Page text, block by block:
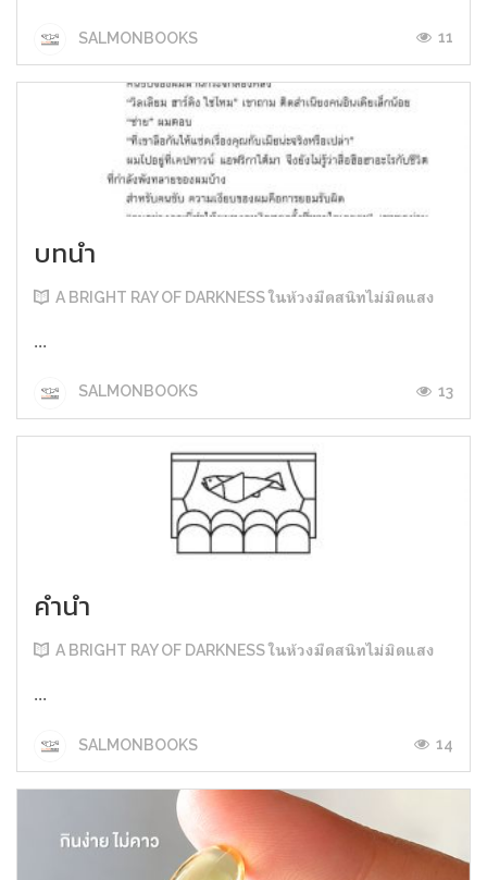
SALMONBOOKS 11
บทนำ
A BRIGHT RAY OF DARKNESS ในห้วงมืดสนิทไม่มิดแสง
...
SALMONBOOKS 13
คำนำ
A BRIGHT RAY OF DARKNESS ในห้วงมืดสนิทไม่มิดแสง
...
SALMONBOOKS 14